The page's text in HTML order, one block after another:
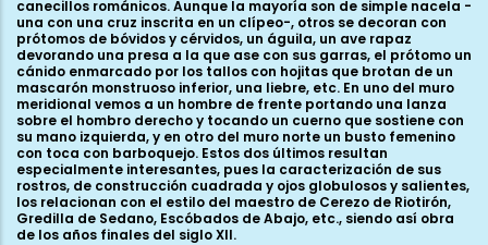
canecillos románicos. Aunque la mayoría son de simple nacela -
una con una cruz inscrita en un clípeo-, otros se decoran con
prótomos de bóvidos y cérvidos, un águila, un ave rapaz
devorando una presa a la que ase con sus garras, el prótomo un
cánido enmarcado por los tallos con hojitas que brotan de un
mascarón monstruoso inferior, una liebre, etc. En uno del muro
meridional vemos a un hombre de frente portando una lanza
sobre el hombro derecho y tocando un cuerno que sostiene con
su mano izquierda, y en otro del muro norte un busto femenino
con toca con barboquejo. Estos dos últimos resultan
especialmente interesantes, pues la caracterización de sus
rostros, de construcción cuadrada y ojos globulosos y salientes,
los relacionan con el estilo del maestro de Cerezo de Riotirón,
Gredilla de Sedano, Escóbados de Abajo, etc., siendo así obra
de los años finales del siglo XII.